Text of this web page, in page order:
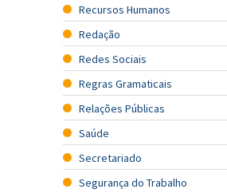
Recursos Humanos
Redação
Redes Sociais
Regras Gramaticais
Relações Públicas
Saúde
Secretariado
Segurança do Trabalho